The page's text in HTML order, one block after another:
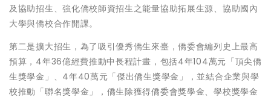
及協助招生、強化僑校師資招生之能量協助拓展生源、協助國內
大學與僑校合作開課。
第二是擴大招生，為了吸引優秀僑生來臺，僑委會編列史上最高
預算，4年36億經費推動中長程計畫，包括4年104萬元「頂尖僑
生獎學金」、4年40萬元「傑出僑生獎學金」，並結合企業與學
校推動「聯名獎學金」，僑生除獲得僑委會獎學金、學校獎學金